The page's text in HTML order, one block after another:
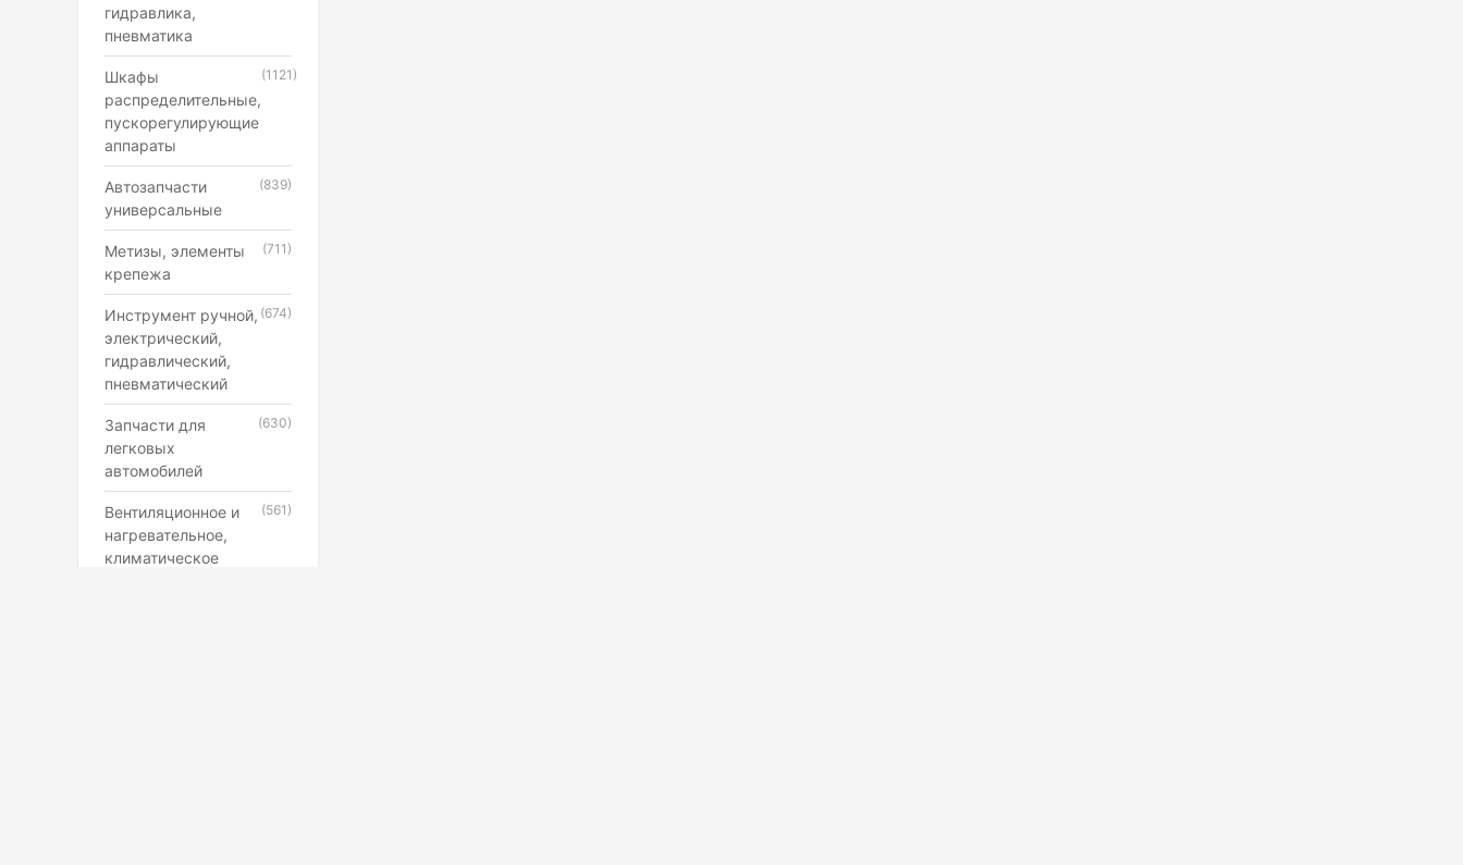
гидравлика,
пневматика
Шкафы
распределительные,
пускорегулирующие
аппараты
(1121)
Автозапчасти
универсальные
(839)
Метизы, элементы
крепежа
(711)
Инструмент ручной,
электрический,
гидравлический,
пневматический
(674)
Запчасти для
легковых
автомобилей
(630)
Вентиляционное и
нагревательное,
климатическое
(561)